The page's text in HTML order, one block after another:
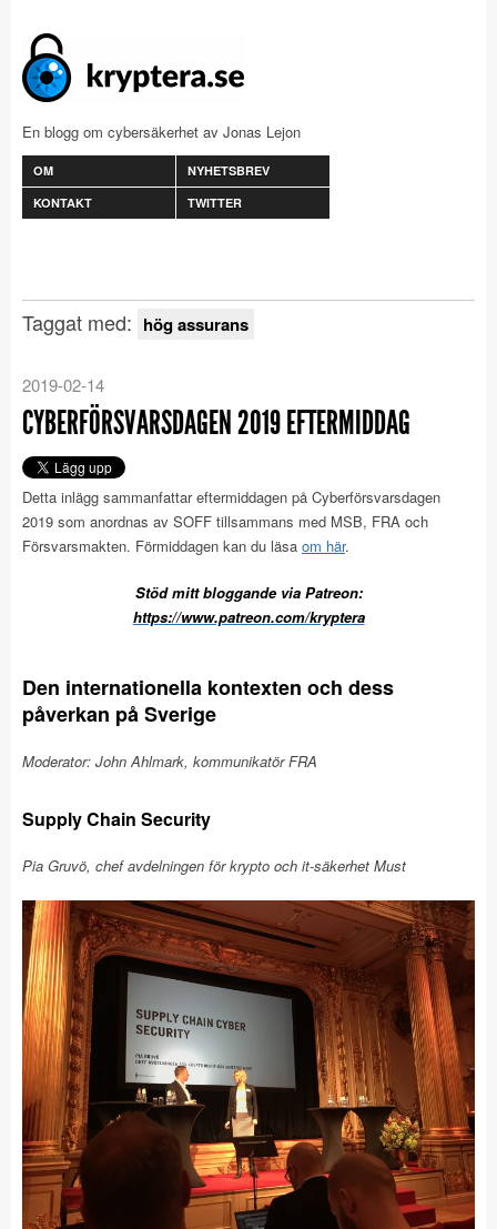
En blogg om cybersäkerhet av Jonas Lejon
OM
NYHETSBREV
KONTAKT
TWITTER
Taggat med: hög assurans
2019-02-14
CYBERFÖRSVARSDAGEN 2019 EFTERMIDDAG
Detta inlägg sammanfattar eftermiddagen på Cyberförsvarsdagen
2019 som anordnas av SOFF tillsammans med MSB, FRA och
Försvarsmakten. Förmiddagen kan du läsa om här.
Stöd mitt bloggande via Patreon:
https://www.patreon.com/kryptera
Den internationella kontexten och dess
påverkan på Sverige
Moderator: John Ahlmark, kommunikatör FRA
Supply Chain Security
Pia Gruvö, chef avdelningen för krypto och it-säkerhet Must